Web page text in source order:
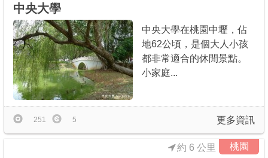
中央大學
中央大學在桃園中壢，佔
地62公頃，是個大人小孩
都非常適合的休閒景點。
小家庭...
更多資訊
251 5
桃園
約 6 公里